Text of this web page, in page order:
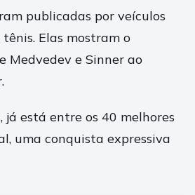
publicadas por veículos
Elas mostram o
Medvedev e Sinner ao
já está entre os 40 melhores
uma conquista expressiva